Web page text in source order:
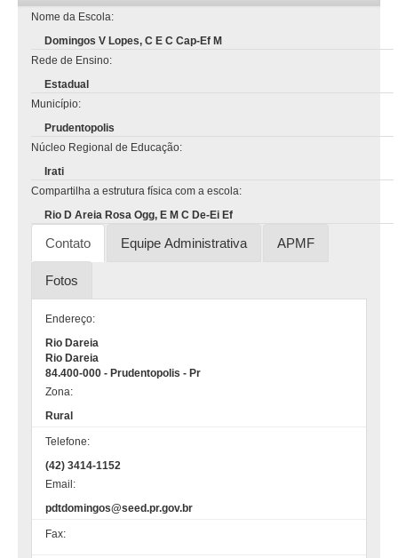
Nome da Escola:
Domingos V Lopes, C E C Cap-Ef M
Rede de Ensino:
Estadual
Município:
Prudentopolis
Núcleo Regional de Educação:
Irati
Compartilha a estrutura física com a escola:
Rio D Areia Rosa Ogg, E M C De-Ei Ef
Contato Equipe Administrativa APMF
Fotos
Endereço:
Rio Dareia
Rio Dareia
84.400-000 - Prudentopolis - Pr
Zona:
Rural
Telefone:
(42) 3414-1152
Email:
pdtdomingos@seed.pr.gov.br
Fax: